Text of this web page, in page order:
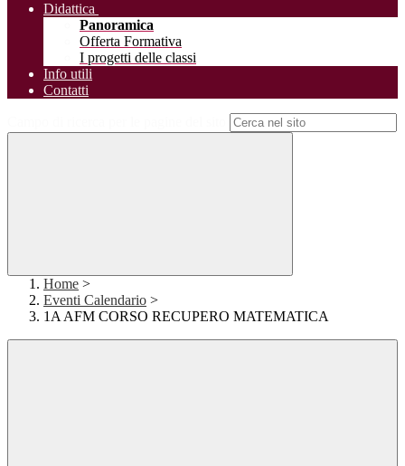
Didattica
Panoramica
Offerta Formativa
I progetti delle classi
Info utili
Contatti
Home >
Eventi Calendario >
1A AFM CORSO RECUPERO MATEMATICA